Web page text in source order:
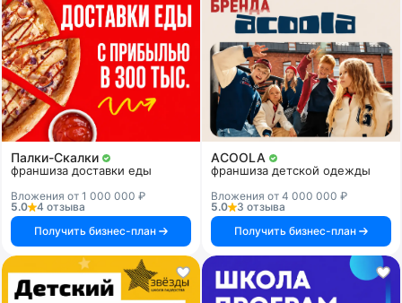
Палки-Скалки
франшиза доставки еды
Вложения от 1 000 000 ₽
5.0
4 отзыва
Получить бизнес-план
ACOOLA
франшиза детской одежды
Вложения от 4 000 000 ₽
5.0
3 отзыва
Получить бизнес-план